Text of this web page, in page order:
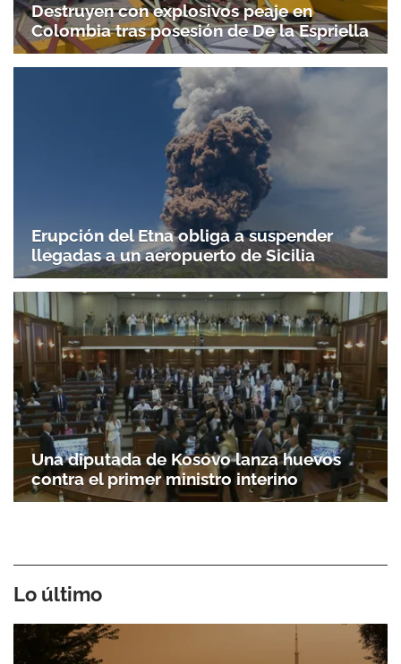
Destruyen con explosivos peaje en
Colombia tras posesión de De la Espriella
Erupción del Etna obliga a suspender
llegadas a un aeropuerto de Sicilia
Una diputada de Kosovo lanza huevos
contra el primer ministro interino
Lo último